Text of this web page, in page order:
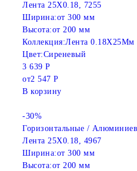
Лента 25X0.18, 7255
Ширина:от 300 мм
Высота:от 200 мм
Коллекция:Лента 0.18X25Мм
Цвет:Сиреневый
3 639 Р
от2 547 Р
В корзину
-30%
Горизонтальные /
Лента 25X0.18, 4967
Ширина:от 300 мм
Высота:от 200 мм